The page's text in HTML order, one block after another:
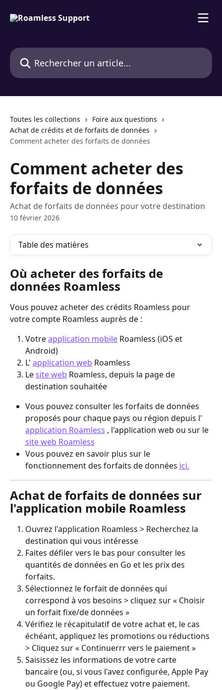
Rechercher un article...
Toutes les collections
Foire aux questions
Achat de crédits et de forfaits de données
Comment acheter des forfaits de données
Comment acheter des
forfaits de données
Achat de forfaits de données pour votre destination
10 février 2026
Table des matières
Où acheter des forfaits de
données Roamless
Vous pouvez acheter des crédits Roamless pour
votre compte Roamless auprès de :
Votre application mobile Roamless (iOS et
Android)
L' application web Roamless
Le site web Roamless, depuis la page de
destination souhaitée
Vous pouvez consulter les forfaits de données
proposés pour chaque pays ou région depuis l'
application Roamless , l'application web ou sur le
site web Roamless
Vous pouvez en savoir plus sur le
fonctionnement des forfaits de données ici.
Achat de forfaits de données sur
l'application mobile Roamless
Ouvrez l'application Roamless > Recherchez la
destination qui vous intéresse
Faites défiler vers le bas pour consulter les
quantités de données en Go et les prix des
forfaits.
Sélectionnez le forfait de données qui
correspond à vos besoins > cliquez sur « Choisir
un forfait fixe/de données »
Vérifiez le récapitulatif de votre achat et, le cas
échéant, appliquez les promotions ou réductions
> Cliquez sur « Continuerrr vers le paiement »
Saisissez les informations de votre carte
bancaire (ou, si vous l'avez configurée, Apple Pay
ou Google Pay) et effectuez votre paiement.